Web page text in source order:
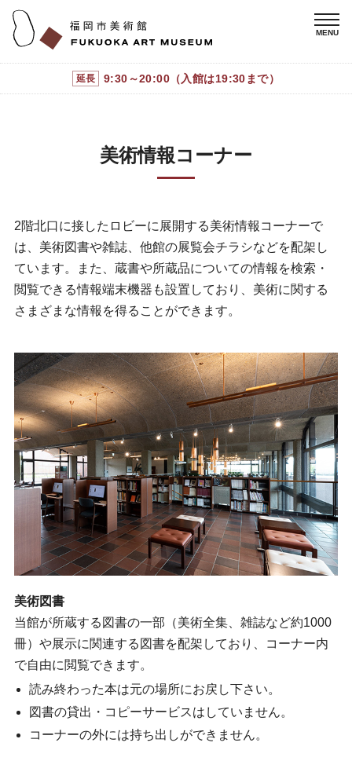
延長 9:30～20:00（入館は19:30まで）
美術情報コーナー
2階北口に接したロビーに展開する美術情報コーナーで
は、美術図書や雑誌、他館の展覧会チラシなどを配架し
ています。また、蔵書や所蔵品についての情報を検索・
閲覧できる情報端末機器も設置しており、美術に関する
さまざまな情報を得ることができます。
美術図書
当館が所蔵する図書の一部（美術全集、雑誌など約1000
冊）や展示に関連する図書を配架しており、コーナー内
で自由に閲覧できます。
読み終わった本は元の場所にお戻し下さい。
図書の貸出・コピーサービスはしていません。
コーナーの外には持ち出しができません。